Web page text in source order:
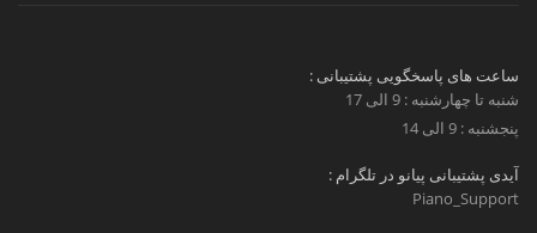
ساعت های پاسخگویی پشتیبانی :
شنبه تا چهارشنبه : 9 الی 17
پنجشنبه : 9 الی 14
آیدی پشتیبانی پیانو در تلگرام :
Piano_Support